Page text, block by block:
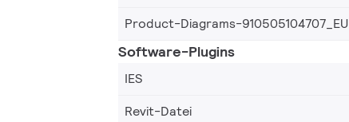
Product-Diagrams-910505104707_EU
Software-Plugins
IES
Revit-Datei